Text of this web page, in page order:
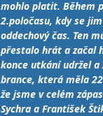
mohlo platit. Během
2.poločasu, kdy se
oddechový čas. Ten
přestalo hrát a začal
konce utkání udržel a
brance, která měla
že jsme v celém
Sychra a František